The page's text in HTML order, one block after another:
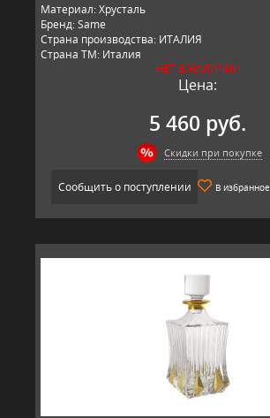
Материал: Хрусталь
Бренд: Same
Страна производства: ИТАЛИЯ
Страна ТМ: Италия
НЕТ В НАЛИЧИИ
Цена:
5 460 руб.
Скидки при покупке
Сообщить о поступлении В избранное